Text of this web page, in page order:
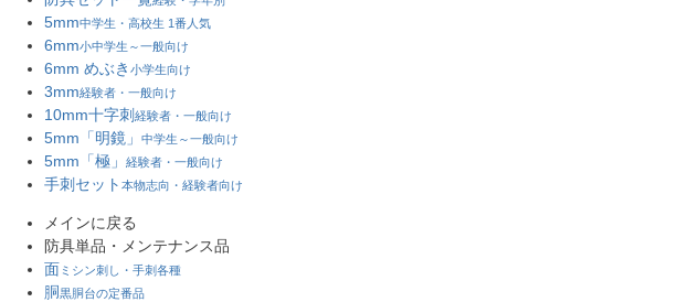
5mm中学生・高校生 1番人気
6mm小中学生～一般向け
6mm めぶき 小学生向け
3mm経験者・一般向け
10mm十字刺 経験者・一般向け
5mm「明鏡」 中学生～一般向け
5mm「極」 経験者・一般向け
手刺セット 本物志向・経験者向け
メインに戻る
防具単品・メンテナンス品
面 ミシン刺し・手刺各種
胴黒胴台の定番品